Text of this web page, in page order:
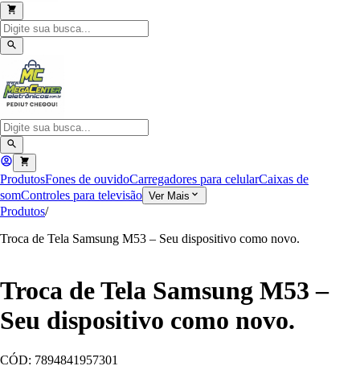
ProdutosFones de ouvidoCarregadores para celularCaixas de
somControles para televisão Ver Mais
Produtos/
Troca de Tela Samsung M53 – Seu dispositivo como novo.
Troca de Tela Samsung M53 –
Seu dispositivo como novo.
CÓD: 7894841957301